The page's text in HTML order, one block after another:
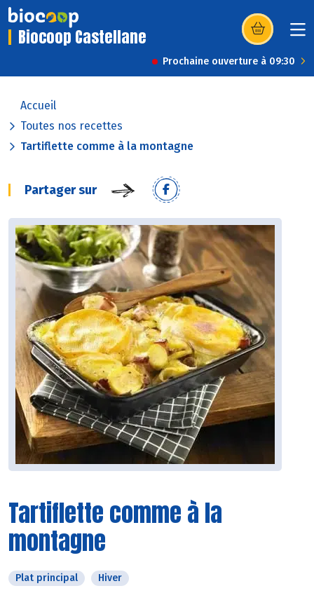
Biocoop Castellane (s’ouvre dans
Prochaine ouverture à 09:30
Accueil
Toutes nos recettes
Tartiflette comme à la montagne
Partager sur
Tartiflette comme à la
montagne
Plat principal Hiver